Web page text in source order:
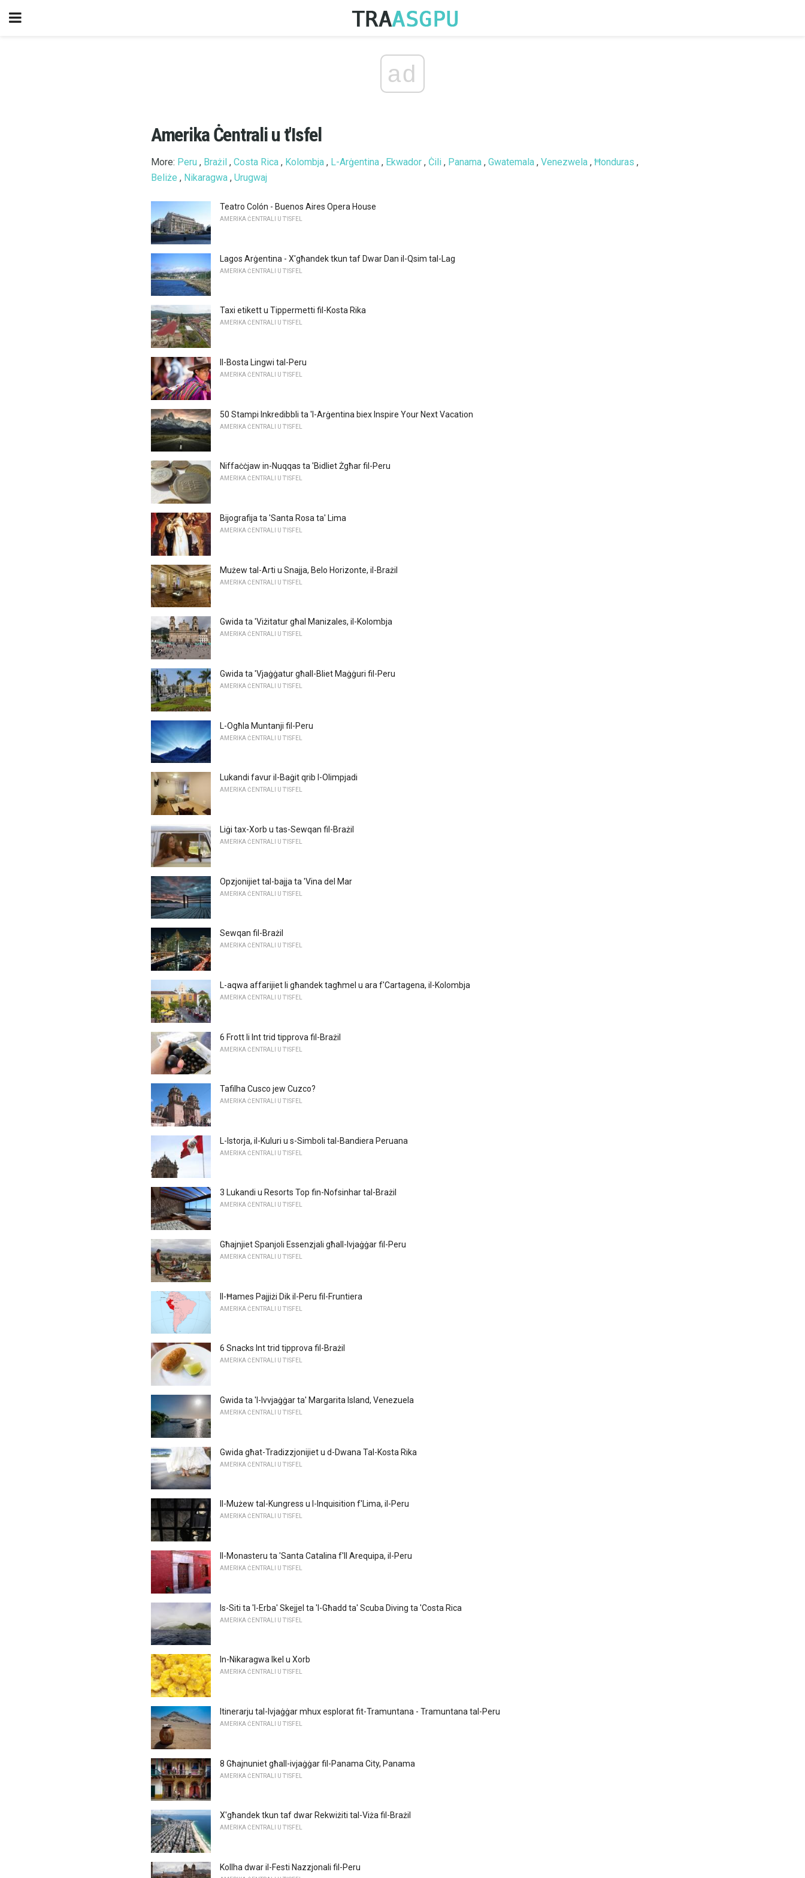
ad
Amerika Ċentrali u t'Isfel
More: Peru , Brażil , Costa Rica , Kolombja , L-Arġentina , Ekwador , Ċili , Panama , Gwatemala , Venezwela , Ħonduras ,
Beliże , Nikaragwa , Urugwaj
Teatro Colón - Buenos Aires Opera House
AMERIKA ĊENTRALI U T'ISFEL
Lagos Arġentina - X'għandek tkun taf Dwar Dan il-Qsim tal-Lag
AMERIKA ĊENTRALI U T'ISFEL
Taxi etikett u Tippermetti fil-Kosta Rika
AMERIKA ĊENTRALI U T'ISFEL
Il-Bosta Lingwi tal-Peru
AMERIKA ĊENTRALI U T'ISFEL
50 Stampi Inkredibbli ta 'l-Arġentina biex Inspire Your Next Vacation
AMERIKA ĊENTRALI U T'ISFEL
Niffaċċjaw in-Nuqqas ta 'Bidliet Żgħar fil-Peru
AMERIKA ĊENTRALI U T'ISFEL
Bijografija ta 'Santa Rosa ta' Lima
AMERIKA ĊENTRALI U T'ISFEL
Mużew tal-Arti u Snajja, Belo Horizonte, il-Brażil
AMERIKA ĊENTRALI U T'ISFEL
Gwida ta 'Viżitatur għal Manizales, il-Kolombja
AMERIKA ĊENTRALI U T'ISFEL
Gwida ta 'Vjaġġatur għall-Bliet Maġġuri fil-Peru
AMERIKA ĊENTRALI U T'ISFEL
L-Ogħla Muntanji fil-Peru
AMERIKA ĊENTRALI U T'ISFEL
Lukandi favur il-Baġit qrib l-Olimpjadi
AMERIKA ĊENTRALI U T'ISFEL
Liġi tax-Xorb u tas-Sewqan fil-Brażil
AMERIKA ĊENTRALI U T'ISFEL
Opzjonijiet tal-bajja ta 'Vina del Mar
AMERIKA ĊENTRALI U T'ISFEL
Sewqan fil-Brażil
AMERIKA ĊENTRALI U T'ISFEL
L-aqwa affarijiet li għandek tagħmel u ara f'Cartagena, il-Kolombja
AMERIKA ĊENTRALI U T'ISFEL
6 Frott li Int trid tipprova fil-Brażil
AMERIKA ĊENTRALI U T'ISFEL
Tafilha Cusco jew Cuzco?
AMERIKA ĊENTRALI U T'ISFEL
L-Istorja, il-Kuluri u s-Simboli tal-Bandiera Peruana
AMERIKA ĊENTRALI U T'ISFEL
3 Lukandi u Resorts Top fin-Nofsinhar tal-Brażil
AMERIKA ĊENTRALI U T'ISFEL
Għajnjiet Spanjoli Essenzjali għall-Ivjaġġar fil-Peru
AMERIKA ĊENTRALI U T'ISFEL
Il-Ħames Pajjiżi Dik il-Peru fil-Fruntiera
AMERIKA ĊENTRALI U T'ISFEL
6 Snacks Int trid tipprova fil-Brażil
AMERIKA ĊENTRALI U T'ISFEL
Gwida ta 'l-Ivvjaġġar ta' Margarita Island, Venezuela
AMERIKA ĊENTRALI U T'ISFEL
Gwida għat-Tradizzjonijiet u d-Dwana Tal-Kosta Rika
AMERIKA ĊENTRALI U T'ISFEL
Il-Mużew tal-Kungress u l-Inquisition f'Lima, il-Peru
AMERIKA ĊENTRALI U T'ISFEL
Il-Monasteru ta 'Santa Catalina f'Il Arequipa, il-Peru
AMERIKA ĊENTRALI U T'ISFEL
Is-Siti ta 'l-Erba' Skejjel ta 'l-Għadd ta' Scuba Diving ta 'Costa Rica
AMERIKA ĊENTRALI U T'ISFEL
In-Nikaragwa Ikel u Xorb
AMERIKA ĊENTRALI U T'ISFEL
Itinerarju tal-Ivjaġġar mhux esplorat fit-Tramuntana - Tramuntana tal-Peru
AMERIKA ĊENTRALI U T'ISFEL
8 Għajnuniet għall-ivjaġġar fil-Panama City, Panama
AMERIKA ĊENTRALI U T'ISFEL
X'għandek tkun taf dwar Rekwiżiti tal-Viża fil-Brażil
AMERIKA ĊENTRALI U T'ISFEL
Kollha dwar il-Festi Nazzjonali fil-Peru